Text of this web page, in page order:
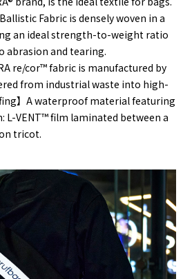
Ballistic Fabric is densely woven in a
an ideal strength-to-weight ratio
abrasion and tearing.
re/cor™ fabric is manufactured by
from industrial waste into high-
】A waterproof material featuring
VENT™ film laminated between a
tricot.